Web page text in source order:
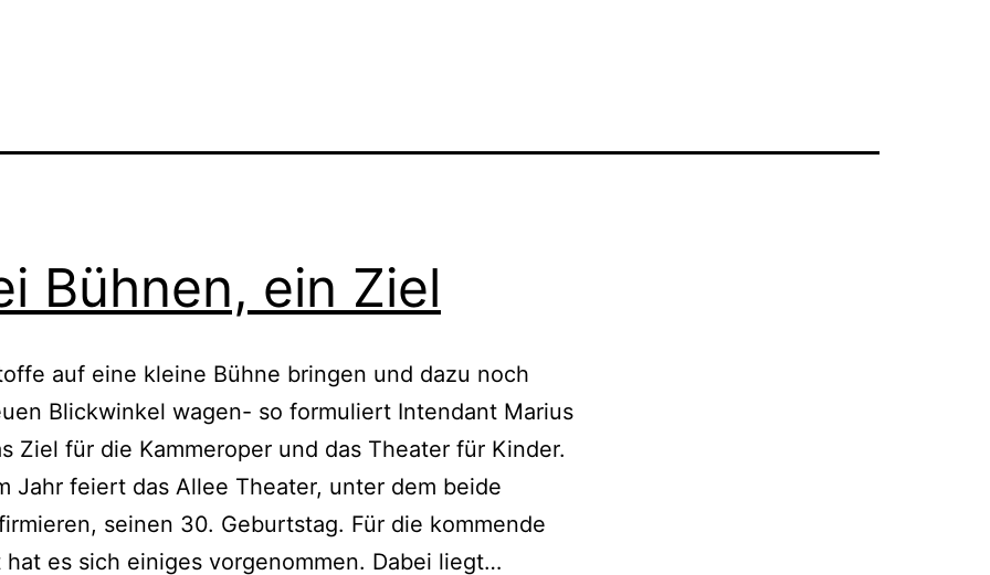
Bühnen, ein Ziel
auf eine kleine Bühne bringen und dazu noch
Blickwinkel wagen- so formuliert Intendant Marius
Ziel für die Kammeroper und das Theater für Kinder.
Jahr feiert das Allee Theater, unter dem beide
seinen 30. Geburtstag. Für die kommende
hat es sich einiges vorgenommen. Dabei liegt…